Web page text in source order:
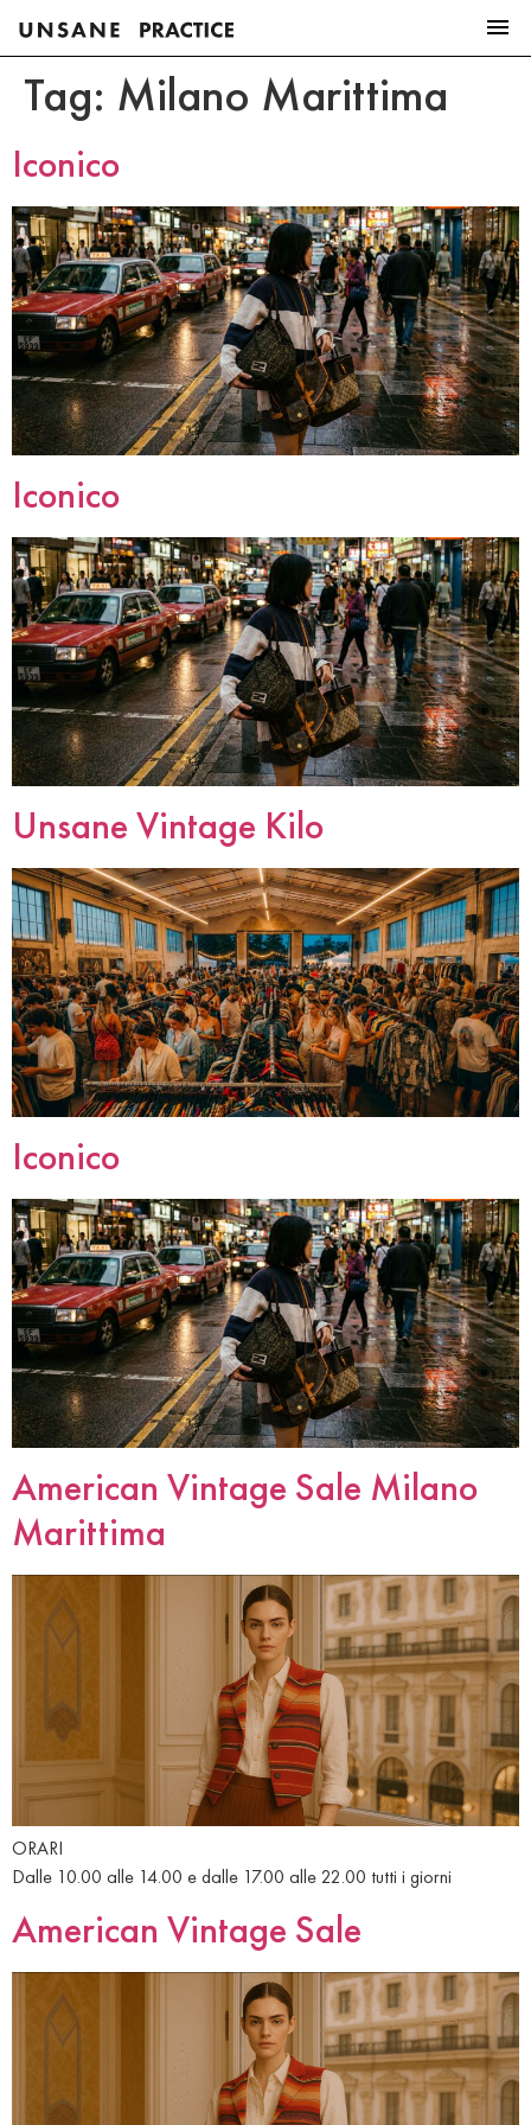
Tag: Milano Marittima
Iconico
Iconico
Unsane Vintage Kilo
Iconico
American Vintage Sale Milano
Marittima
ORARI
Dalle 10.00 alle 14.00 e dalle 17.00 alle 22.00 tutti i giorni
American Vintage Sale